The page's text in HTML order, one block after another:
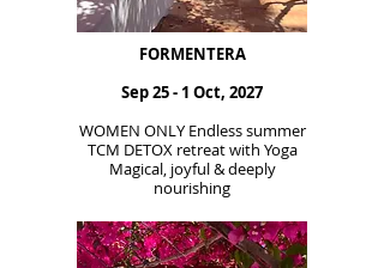
FORMENTERA
​Sep 25 - 1 Oct, 2027
WOMEN ONLY Endless summer
TCM DETOX retreat with Yoga
Magical, joyful & deeply
nourishing